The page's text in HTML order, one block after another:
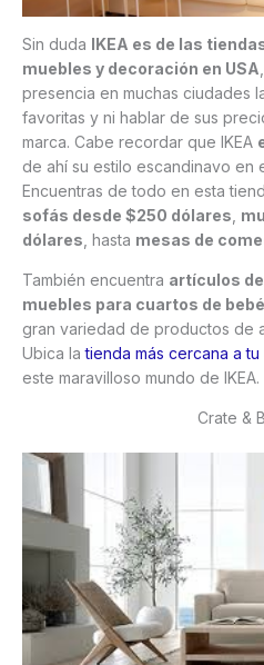
Sin duda IKEA es de las
muebles y decoración en USA
presencia en muchas ciudades
favoritas y ni hablar de sus
marca. Cabe recordar que IKEA
de ahí su estilo escandinavo en
Encuentras de todo en esta
sofás desde $250 dólares
dólares , hasta mesas de
También encuentra artículos
muebles para cuartos de
gran variedad de productos de
Ubica latienda más cercana a
este maravilloso mundo de IKEA.
Crate &